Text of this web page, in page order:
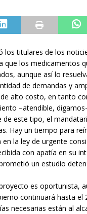
los titulares de los
que los medicamentos
aunque así lo
de demandas y
alto costo, en tanto
–atendible,
este tipo, el
Hay un tiempo para
la ley de urgente
con apatía en su
un estudio
es oportunista,
continuará hasta el
necesarias están al